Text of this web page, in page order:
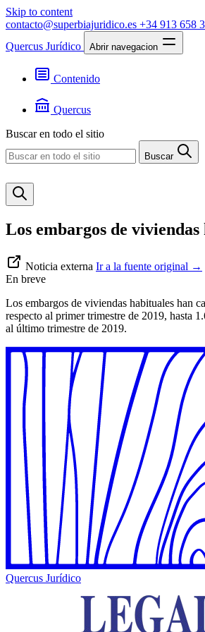
Skip to content
contacto@superbiajuridico.es +34 913 658
Quercus Jurídico
Abrir navegacion
Contenido
Noticias
Quercus
Contacto
Buscar en todo el sitio
Buscar
Los embargos de
Noticia externa Ir a la fuente original →
En breve
Los embargos de viviendas habituales han
respecto al primer trimestre de 2019, hasta
al último trimestre de 2019.
Quercus Jurídico